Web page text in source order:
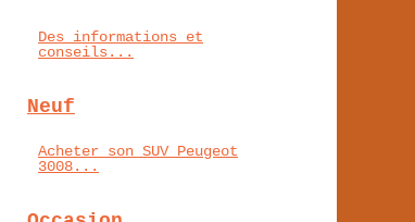
Des informations et
conseils...
Neuf
Acheter son SUV Peugeot
3008...